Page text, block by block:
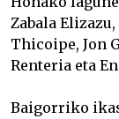
Zabala
Thicoipe, Jon
Renteria eta
Baigorriko